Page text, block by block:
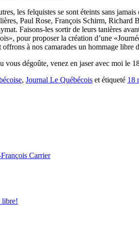
les felquistes se sont éteints sans
Paul Rose, François Schirm,
Faisons-les sortir de leurs tanières
pour proposer la création d’une
offrons à nos camarades un hommage
vous dégoûte, venez en jaser avec moi
, Journal Le Québécois et étiqueté 18
Carrier
libre!